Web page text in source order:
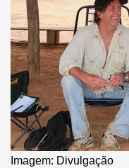
Imagem: Divulgação